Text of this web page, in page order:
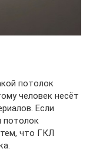
потолок
человек несёт
Если
потолок
что ГКЛ